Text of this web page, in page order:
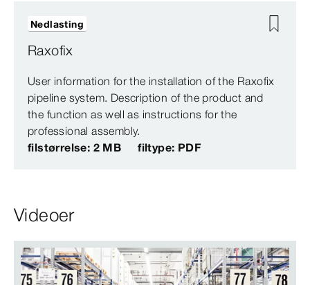
Raxofix
User information for the installation of the Raxofix
pipeline system. Description of the product and
the function as well as instructions for the
professional assembly.
filstørrelse: 2 MB
filtype: PDF
Nedlasting
Videoer